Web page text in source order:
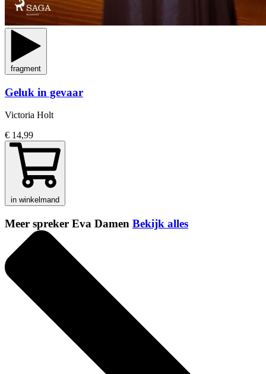
fragment
Geluk in gevaar
Victoria Holt
€ 14,99
in winkelmand
Meer spreker Eva Damen Bekijk alles